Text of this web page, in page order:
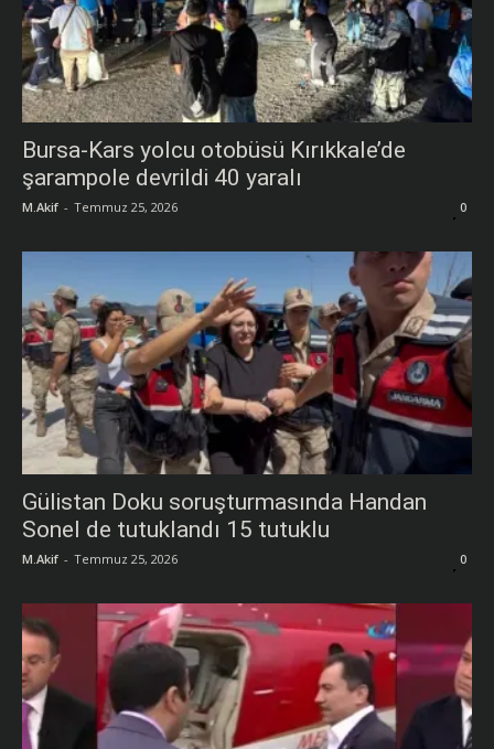
Bursa-Kars yolcu otobüsü Kırıkkale’de
şarampole devrildi 40 yaralı
M.Akif - Temmuz 25, 2026 0
Gülistan Doku soruşturmasında Handan
Sonel de tutuklandı 15 tutuklu
M.Akif - Temmuz 25, 2026 0